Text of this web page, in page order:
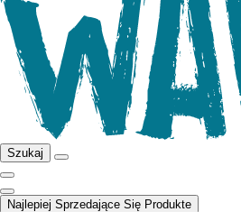
Szukaj
Najlepiej Sprzedające Się Produkte